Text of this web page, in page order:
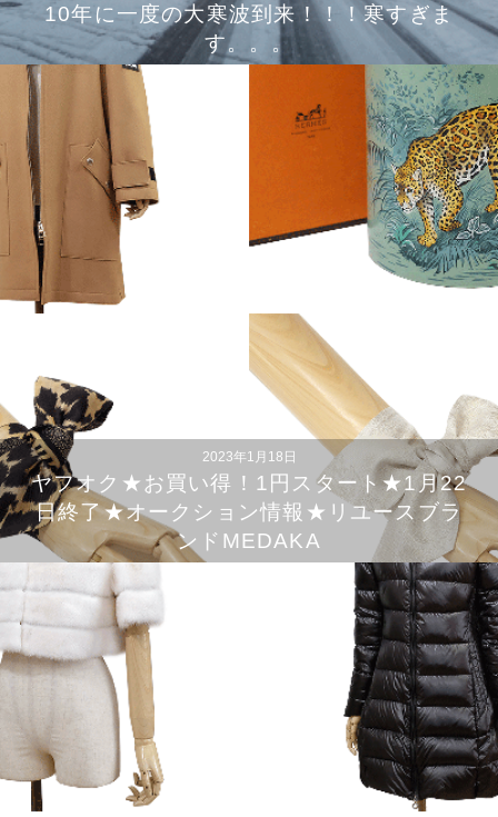
10年に一度の大寒波到来！！！寒すぎま
す。。。
2023年1月18日
ヤフオク★お買い得！1円スタート★1月22
日終了★オークション情報★リユースブラ
ンドMEDAKA